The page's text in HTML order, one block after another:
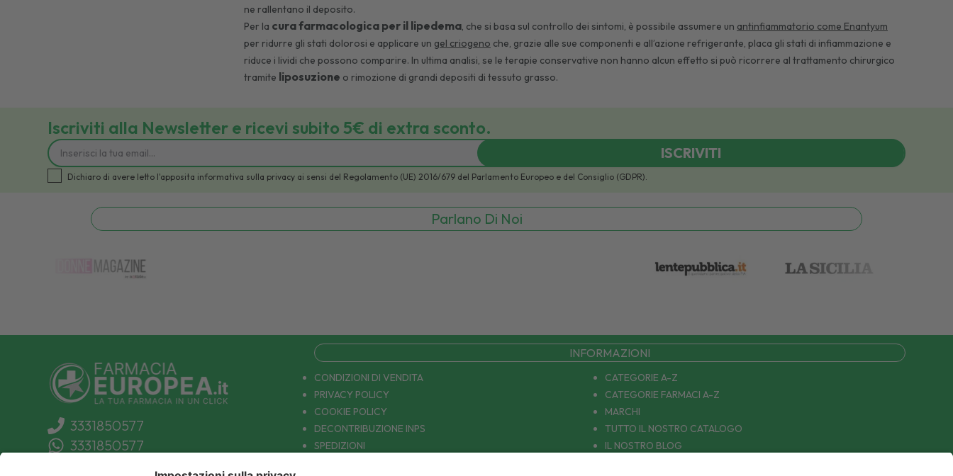
ne rallentano il deposito.
Per la cura farmacologica per il lipedema, che si basa sul controllo dei sintomi, è possibile assumere un antinfiammatorio come Enantyum
per ridurre gli stati dolorosi e applicare un gel criogeno che, grazie alle sue componenti e all’azione refrigerante, placa gli stati di infiammazione e
riduce i lividi che possono comparire. In ultima analisi, se le terapie conservative non hanno alcun effetto si può ricorrere al trattamento chirurgico
tramite liposuzione o rimozione di grandi depositi di tessuto grasso.
Iscriviti alla Newsletter e ricevi subito 5€ di extra sconto.
ISCRIVITI
Dichiaro di avere letto l'apposita informativa sulla privacy ai sensi del Regolamento (UE) 2016/679 del Parlamento Europeo e del Consiglio (GDPR).
Parlano Di Noi
3331850577
3331850577
info@farmaciaeuropea.it
INFORMAZIONI
CONDIZIONI DI VENDITA
PRIVACY POLICY
COOKIE POLICY
DECONTRIBUZIONE INPS
SPEDIZIONI
CATEGORIE A-Z
CATEGORIE FARMACI A-Z
MARCHI
TUTTO IL NOSTRO CATALOGO
IL NOSTRO BLOG